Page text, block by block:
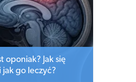
oponiak? Jak się
jak go leczyć?